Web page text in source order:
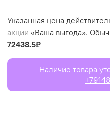
Указанная цена
акции «Ваша выгода».
72438.5₽
Наличие товара